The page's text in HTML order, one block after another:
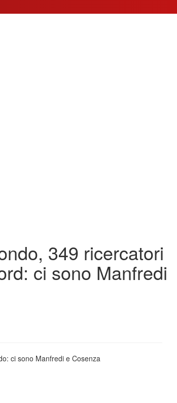
349 ricercatori
ci sono Manfredi